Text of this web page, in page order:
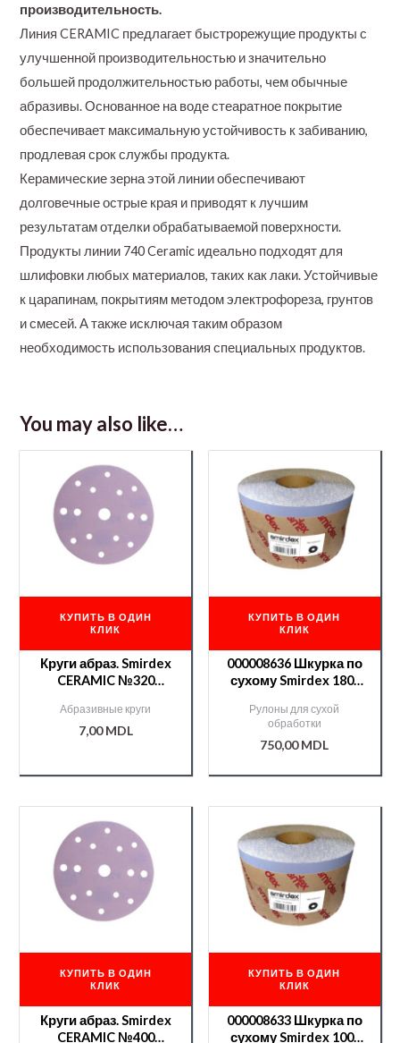
производительность.
Линия CERAMIC предлагает быстрорежущие продукты с
улучшенной производительностью и значительно
большей продолжительностью работы, чем обычные
абразивы. Основанное на воде стеаратное покрытие
обеспечивает максимальную устойчивость к забиванию,
продлевая срок службы продукта.
Керамические зерна этой линии обеспечивают
долговечные острые края и приводят к лучшим
результатам отделки обрабатываемой поверхности.
Продукты линии 740 Ceramic идеально подходят для
шлифовки любых материалов, таких как лаки. Устойчивые
к царапинам, покрытиям методом электрофореза, грунтов
и смесей. А также исключая таким образом
необходимость использования специальных продуктов.
You may also like…
КУПИТЬ В ОДИН
КЛИК
Круги абраз. Smirdex
CERAMIC №320
/000006600/
Абразивные круги
7,00MDL
КУПИТЬ В ОДИН
КЛИК
000008636 Шкурка по
сухому Smirdex 180-
Рулоны для сухой
обработки
750,00MDL
КУПИТЬ В ОДИН
КЛИК
Круги абраз. Smirdex
CERAMIC №400
КУПИТЬ В ОДИН
КЛИК
000008633 Шкурка по
сухому Smirdex 100-